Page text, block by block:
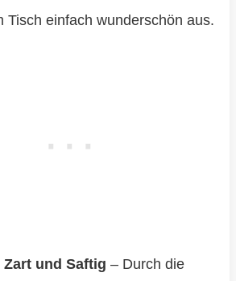
Tisch einfach wunderschön aus.
und Saftig – Durch die